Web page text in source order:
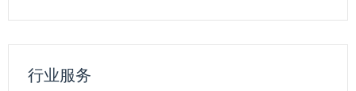
行业服务